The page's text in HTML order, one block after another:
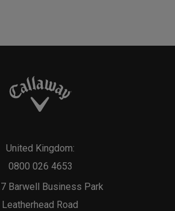
Barwell Business Park
Leatherhead Road
United Kingdom:
0800 026 4653